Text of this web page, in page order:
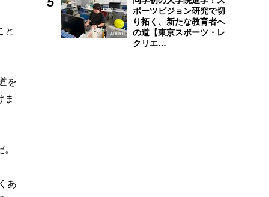
と
を
ま
あ
ポーツビジョン研究で切
り拓く、新たな教育者へ
の道【東京スポーツ・レ
クリエ…